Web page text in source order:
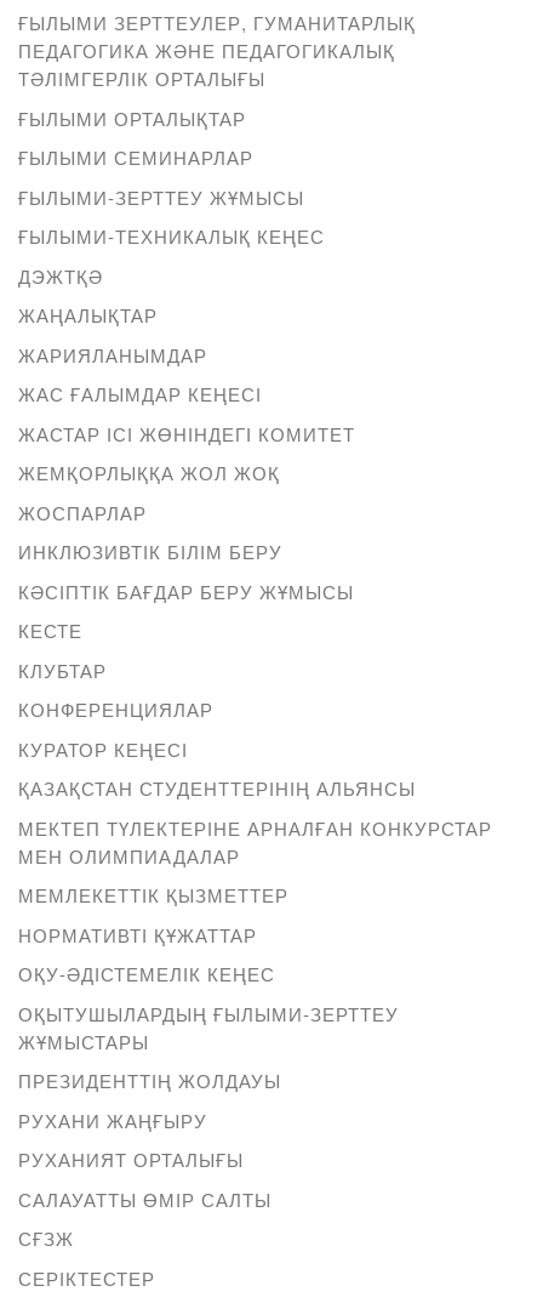
ҒЫЛЫМИ ЗЕРТТЕУЛЕР, ГУМАНИТАРЛЫҚ
ПЕДАГОГИКА ЖӘНЕ ПЕДАГОГИКАЛЫҚ
ТӘЛІМГЕРЛІК ОРТАЛЫҒЫ
ҒЫЛЫМИ ОРТАЛЫҚТАР
ҒЫЛЫМИ СЕМИНАРЛАР
ҒЫЛЫМИ-ЗЕРТТЕУ ЖҰМЫСЫ
ҒЫЛЫМИ-ТЕХНИКАЛЫҚ КЕҢЕС
ДЭЖТҚӘ
ЖАҢАЛЫҚТАР
ЖАРИЯЛАНЫМДАР
ЖАС ҒАЛЫМДАР КЕҢЕСІ
ЖАСТАР ІСІ ЖӨНІНДЕГІ КОМИТЕТ
ЖЕМҚОРЛЫҚҚА ЖОЛ ЖОҚ
ЖОСПАРЛАР
ИНКЛЮЗИВТІК БІЛІМ БЕРУ
КӘСІПТІК БАҒДАР БЕРУ ЖҰМЫСЫ
КЕСТЕ
КЛУБТАР
КОНФЕРЕНЦИЯЛАР
КУРАТОР КЕҢЕСІ
ҚАЗАҚСТАН СТУДЕНТТЕРІНІҢ АЛЬЯНСЫ
МЕКТЕП ТҮЛЕКТЕРІНЕ АРНАЛҒАН КОНКУРСТАР
МЕН ОЛИМПИАДАЛАР
МЕМЛЕКЕТТІК ҚЫЗМЕТТЕР
НОРМАТИВТІ ҚҰЖАТТАР
ОҚУ-ӘДІСТЕМЕЛІК КЕҢЕС
ОҚЫТУШЫЛАРДЫҢ ҒЫЛЫМИ-ЗЕРТТЕУ
ЖҰМЫСТАРЫ
ПРЕЗИДЕНТТІҢ ЖОЛДАУЫ
РУХАНИ ЖАҢҒЫРУ
РУХАНИЯТ ОРТАЛЫҒЫ
САЛАУАТТЫ ӨМІР САЛТЫ
СҒЗЖ
СЕРІКТЕСТЕР